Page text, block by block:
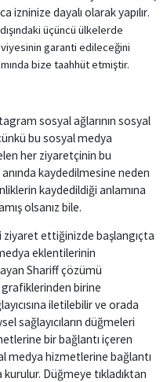
izninize dayalı olarak yapılır.
üçüncü ülkelerde
garanti edileceğini
bize taahhüt etmiştir.
sosyal ağlarının sosyal
bu sosyal medya
her ziyaretçinin bu
kaydedilmesine neden
kaydedildiği anlamına
olsanız bile.
ettiğinizde başlangıçta
eklentilerinin
Shariff çözümü
grafiklerinden birine
iletilebilir ve orada
sağlayıcıların düğmeleri
bir bağlantı içeren
medya hizmetlerine bağlantı
kurulur. Düğmeye tıkladıktan